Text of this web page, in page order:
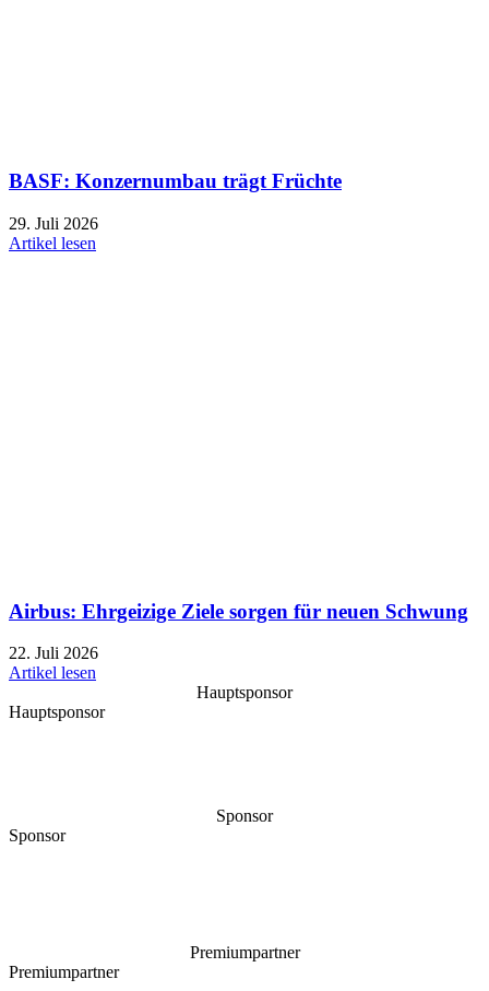
BASF: Konzernumbau trägt Früchte
29. Juli 2026
Artikel lesen
Airbus: Ehrgeizige Ziele sorgen für neuen Schwung
22. Juli 2026
Artikel lesen
Hauptsponsor
Hauptsponsor
Sponsor
Sponsor
Premiumpartner
Premiumpartner